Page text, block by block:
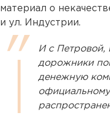
материал о
и ул. Индустрии.
И с Петровой,
дорожники
денежную